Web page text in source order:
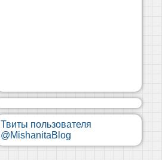
Твиты пользователя
@MishanitaBlog